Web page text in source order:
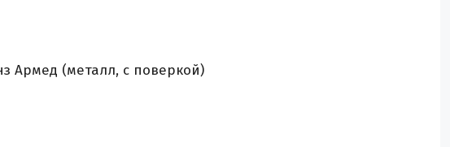
Армед (металл, с поверкой)